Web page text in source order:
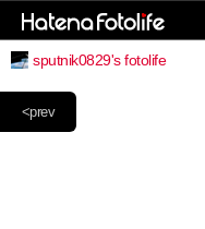
sputnik0829's fotolife
<prev